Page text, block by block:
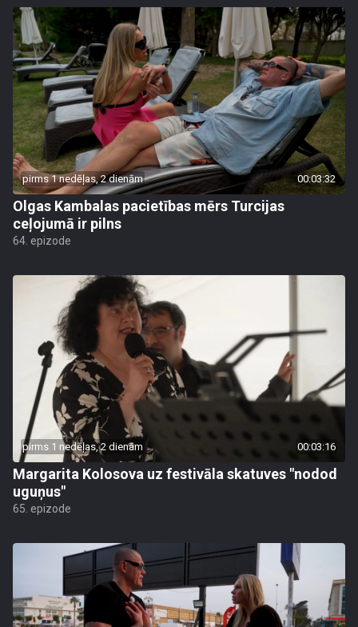
pirms 1 nedēļas, 2 dienām 00:03:32
Olgas Kambalas pacietības mērs Turcijas
ceļojumā ir pilns
64. epizode
pirms 1 nedēļas, 2 dienām 00:03:16
Margarita Kolosova uz festivāla skatuves "nodod
uguņus"
65. epizode